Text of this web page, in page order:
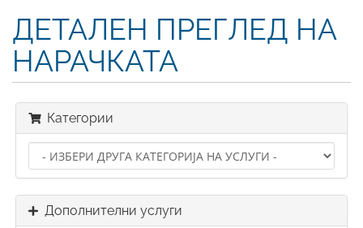
ДЕТАЛЕН ПРЕГЛЕД НА
НАРАЧКАТА
Категории
Дополнителни услуги